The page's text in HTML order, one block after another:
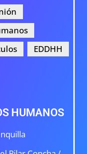
EDDHH
HUMANOS